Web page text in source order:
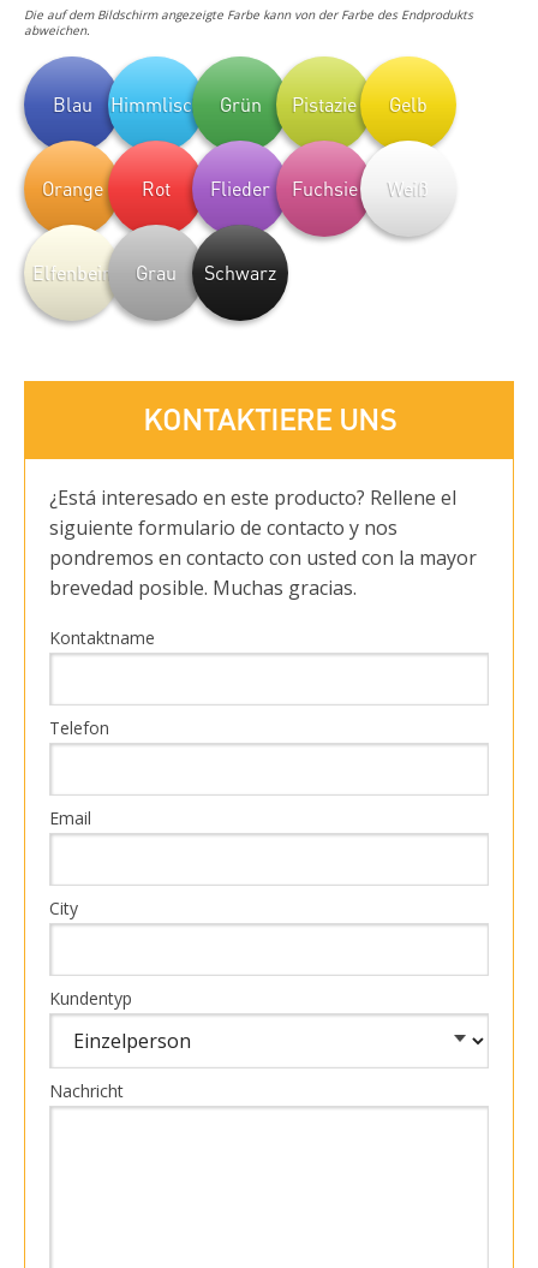
Die auf dem Bildschirm angezeigte Farbe kann von der Farbe des Endprodukts
abweichen.
Blau Himmlisch Grün Pistazie Gelb
Orange Rot Flieder Fuchsie Weiß
Elfenbein Grau Schwarz
KONTAKTIERE UNS
¿Está interesado en este producto? Rellene el
siguiente formulario de contacto y nos
pondremos en contacto con usted con la mayor
brevedad posible. Muchas gracias.
Kontaktname
Telefon
Email
City
Kundentyp
Nachricht